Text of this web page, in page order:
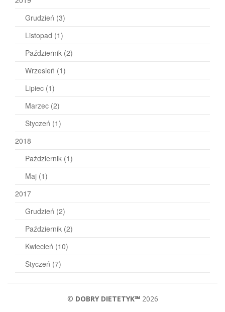
Grudzień (3)
Listopad (1)
Październik (2)
Wrzesień (1)
Lipiec (1)
Marzec (2)
Styczeń (1)
2018
Październik (1)
Maj (1)
2017
Grudzień (2)
Październik (2)
Kwiecień (10)
Styczeń (7)
© DOBRY DIETETYK℠2026